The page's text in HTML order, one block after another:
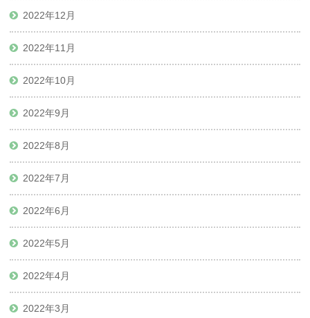
2022年12月
2022年11月
2022年10月
2022年9月
2022年8月
2022年7月
2022年6月
2022年5月
2022年4月
2022年3月